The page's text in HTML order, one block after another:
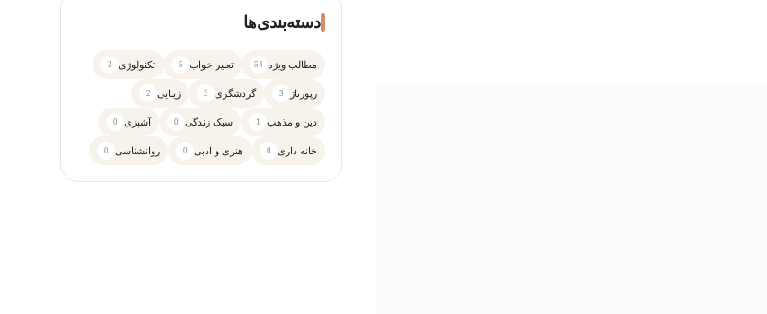
دسته‌بندی‌ها
مطالب ویژه 54 تعبیر خواب 5 تکنولوژی 3
رپورتاژ 3 گردشگری 3 زیبایی 2
دین و مذهب 1 سبک زندگی 0 آشپزی 0
خانه داری 0 هنری و ادبی 0 روانشناسی 0